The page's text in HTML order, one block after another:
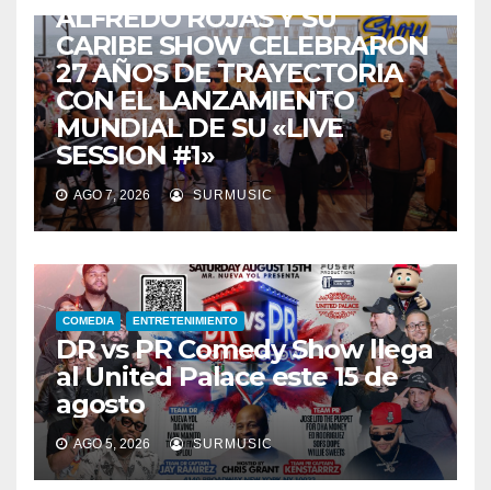
ALFREDO ROJAS Y SU
CARIBE SHOW CELEBRARON
27 AÑOS DE TRAYECTORIA
CON EL LANZAMIENTO
MUNDIAL DE SU «LIVE
SESSION #1»
AGO 7, 2026 SURMUSIC
COMEDIA ENTRETENIMIENTO
DR vs PR Comedy Show llega
al United Palace este 15 de
agosto
AGO 5, 2026 SURMUSIC